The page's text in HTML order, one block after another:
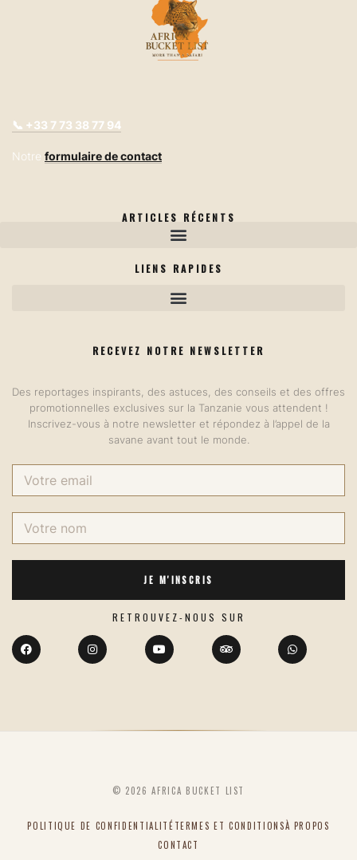
📞 +33 7 73 38 77 94
Notre formulaire de contact
ARTICLES RÉCENTS
LIENS RAPIDES
RECEVEZ NOTRE NEWSLETTER
Des reportages inspirants, des astuces, des conseils et des offres
promotionnelles exclusives sur la Tanzanie vous attendent !
Inscrivez-vous à notre newsletter et répondez à l’appel de la
savane avant tout le monde.
JE M'INSCRIS
RETROUVEZ-NOUS SUR
© 2026 AFRICA BUCKET LIST
POLITIQUE DE CONFIDENTIALITÉTERMES ET CONDITIONSÀ PROPOS
CONTACT